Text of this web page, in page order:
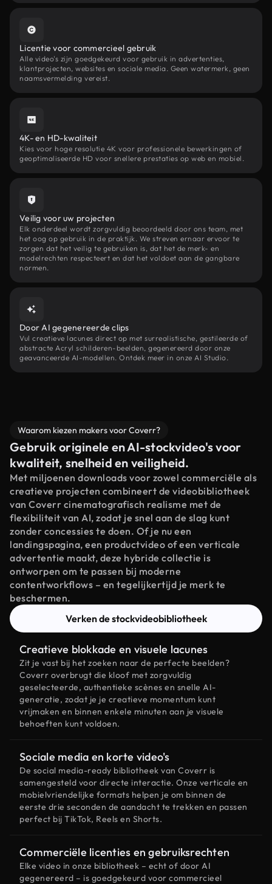
Licentie voor commercieel gebruik
Alle video's zijn goedgekeurd voor gebruik in advertenties,
klantprojecten, websites en sociale media. Geen watermerk, geen
naamsvermelding vereist.
4K- en HD-kwaliteit
Kies voor hoge resolutie 4K voor professionele bewerkingen of
geoptimaliseerde HD voor snellere prestaties op web en mobiel.
Veilig voor uw projecten
Elk onderdeel wordt zorgvuldig beoordeeld door ons team, met
het oog op gebruik in de praktijk. We streven ernaar ervoor te
zorgen dat het veilig te gebruiken is, dat het de merk- en
modelrechten respecteert en dat het voldoet aan de gangbare
normen.
Door AI gegenereerde clips
Vul creatieve lacunes direct op met surrealistische, gestileerde of
abstracte Acryl schilderen-beelden, gegenereerd door onze
geavanceerde AI-modellen. Ontdek meer in onze AI Studio.
Waarom kiezen makers voor Coverr?
Gebruik originele en AI-stockvideo's voor
kwaliteit, snelheid en veiligheid.
Met miljoenen downloads voor zowel commerciële als
creatieve projecten combineert de videobibliotheek
van Coverr cinematografisch realisme met de
flexibiliteit van AI, zodat je snel aan de slag kunt
zonder concessies te doen. Of je nu een
landingspagina, een productvideo of een verticale
advertentie maakt, deze hybride collectie is
ontworpen om te passen bij moderne
contentworkflows – en tegelijkertijd je merk te
beschermen.
Verken de stockvideobibliotheek
Creatieve blokkade en visuele lacunes
Zit je vast bij het zoeken naar de perfecte beelden?
Coverr overbrugt die kloof met zorgvuldig
geselecteerde, authentieke scènes en snelle AI-
generatie, zodat je je creatieve momentum kunt
vrijmaken en binnen enkele minuten aan je visuele
behoeften kunt voldoen.
Sociale media en korte video's
De social media-ready bibliotheek van Coverr is
samengesteld voor directe interactie. Onze verticale en
mobielvriendelijke formats helpen je om binnen de
eerste drie seconden de aandacht te trekken en passen
perfect bij TikTok, Reels en Shorts.
Commerciële licenties en gebruiksrechten
Elke video in onze bibliotheek – echt of door AI
gegenereerd – is goedgekeurd voor commercieel